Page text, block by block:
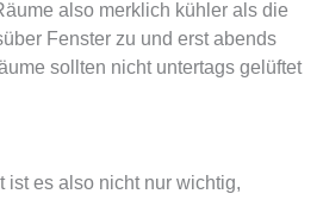
also merklich kühler als die
Fenster zu und erst abends
sollten nicht untertags gelüftet
ist es also nicht nur wichtig,